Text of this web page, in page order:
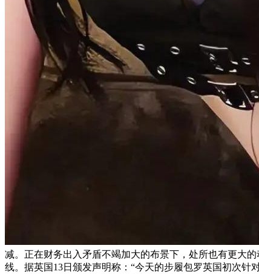
减。正在财务出入矛盾不竭加大的布景下，处所也有更大
线。据英国13日颁发声明称：“今天的步履包罗英国初次针